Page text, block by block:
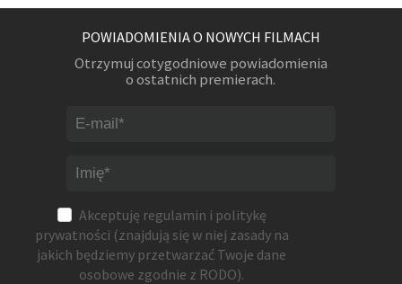
POWIADOMIENIA O NOWYCH FILMACH
Otrzymuj cotygodniowe powiadomienia
o ostatnich premierach.
Akceptuję regulamin i politykę
prywatności (znajdują się w niej zasady na
jakich będziemy przetwarzać Twoje dane
osobowe zgodnie z RODO).